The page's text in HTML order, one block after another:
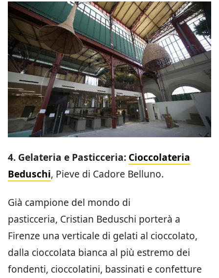
4. Gelateria e Pasticceria: Cioccolateria
Beduschi, Pieve di Cadore Belluno.
Già campione del mondo di
pasticceria, Cristian Beduschi porterà a
Firenze una verticale di gelati al cioccolato,
dalla cioccolata bianca al più estremo dei
fondenti, cioccolatini, bassinati e confetture